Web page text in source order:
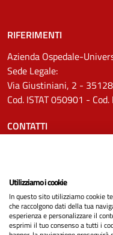
RIFERIMENTI
Azienda Ospedale-
Sede Legale:
Via Giustiniani, 2 -
Cod. ISTAT 050901 -
CONTATTI
Pec:
SEGUICI SU
Utilizziamo i cookie
In questo sito utilizziamo cookie
che raccolgono dati della tua
esperienza e personalizzare il
esprimi il tuo consenso a tutti i